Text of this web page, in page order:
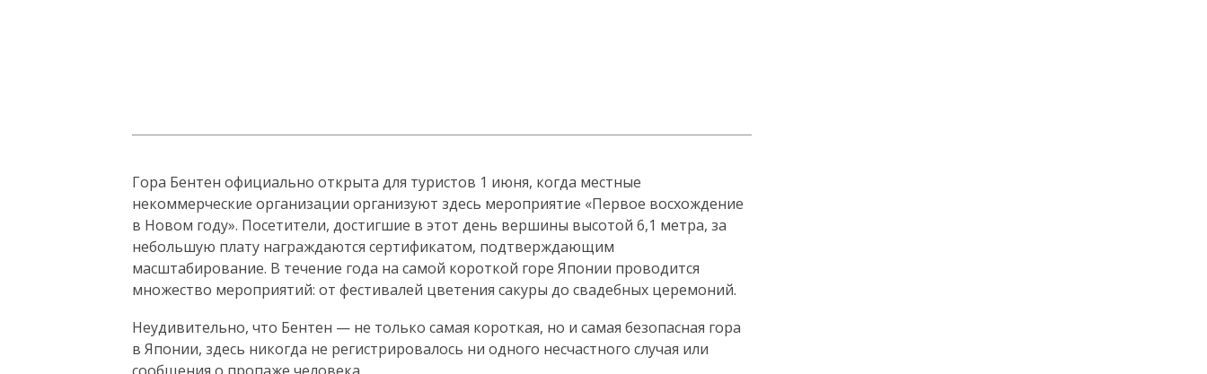
Гора Бентен официально открыта для туристов 1 июня, когда местные
некоммерческие организации организуют здесь мероприятие «Первое восхождение
в Новом году». Посетители, достигшие в этот день вершины высотой 6,1 метра, за
небольшую плату награждаются сертификатом, подтверждающим
масштабирование. В течение года на самой короткой горе Японии проводится
множество мероприятий: от фестивалей цветения сакуры до свадебных церемоний.
Неудивительно, что Бентен — не только самая короткая, но и самая безопасная гора
в Японии, здесь никогда не регистрировалось ни одного несчастного случая или